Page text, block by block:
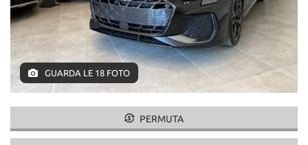
GUARDA LE 18 FOTO
PERMUTA